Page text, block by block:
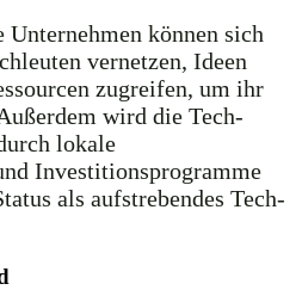
können sich
vernetzen, Ideen
zugreifen, um ihr
wird die Tech-
lokale
Investitionsprogramme
als aufstrebendes Tech-